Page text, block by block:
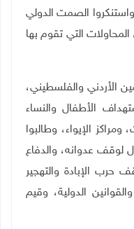
الصمت الدولي
التي تقوم بها
الأردني والفلسطيني،
الأطفال والنساء
الإيواء، وطالبوا
لوقف عدوانه، والدفاع
الإبادة والتهجير
الدولية، وقيم